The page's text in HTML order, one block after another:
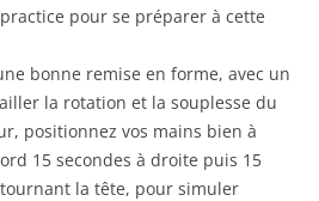
pour se préparer à cette
bonne remise en forme, avec un
la rotation et la souplesse du
positionnez vos mains bien à
15 secondes à droite puis 15
la tête, pour simuler